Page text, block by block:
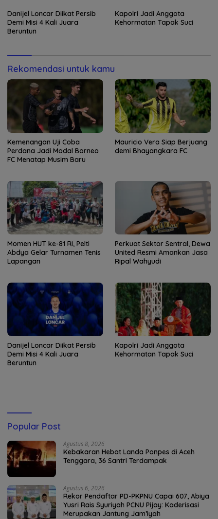
Danijel Loncar Diikat Persib
Demi Misi 4 Kali Juara
Beruntun
Kapolri Jadi Anggota
Kehormatan Tapak Suci
Rekomendasi untuk kamu
Kemenangan Uji Coba
Perdana Jadi Modal Borneo
FC Menatap Musim Baru
Mauricio Vera Siap Berjuang
demi Bhayangkara FC
Momen HUT ke-81 RI, Pelti
Abdya Gelar Turnamen Tenis
Lapangan
Perkuat Sektor Sentral, Dewa
United Resmi Amankan Jasa
Ripal Wahyudi
Danijel Loncar Diikat Persib
Demi Misi 4 Kali Juara
Beruntun
Kapolri Jadi Anggota
Kehormatan Tapak Suci
Popular Post
Agustus 8, 2026
Kebakaran Hebat Landa Ponpes di Aceh
Tenggara, 36 Santri Terdampak
Agustus 6, 2026
Rekor Pendaftar PD-PKPNU Capai 607, Abiya
Yusri Rais Syuriyah PCNU Pijay: Kaderisasi
Merupakan Jantung Jam’iyah